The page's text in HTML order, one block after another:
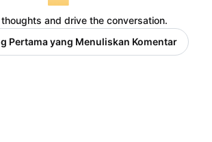
and drive the conversation.
Pertama yang Menuliskan Komentar